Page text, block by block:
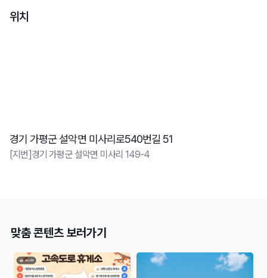
위치
경기 가평군 설악면 미사리로540번길 51
[지번]경기 가평군 설악면 미사리 149-4
맞춤 콘텐츠 보러가기